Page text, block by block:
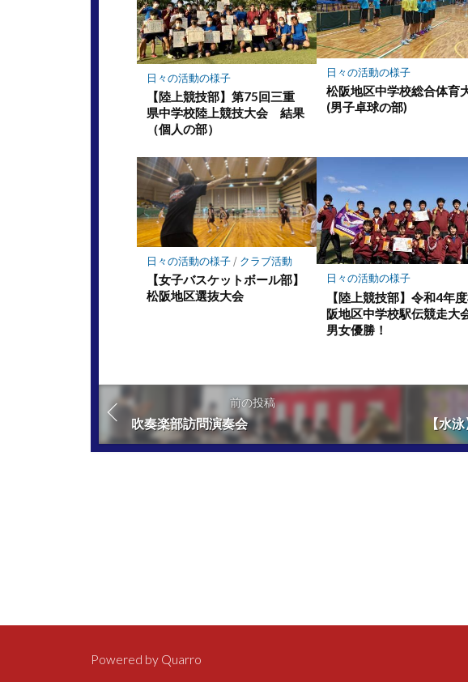
日々の活動の様子
【陸上競技部】第75回三重
県中学校陸上競技大会 結果
（個人の部）
日々の活動の様子
松阪地区中学校総合体育
(男子卓球の部)
日々の活動の様子/ クラブ活動
【女子バスケットボール部】
松阪地区選抜大会
日々の活動の様子
【陸上競技部】令和4年
阪地区中学校駅伝競走大
男女優勝！
前の投稿
吹奏楽部訪問演奏会 【水
Powered by Quarro